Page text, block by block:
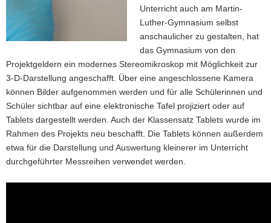
Unterricht auch am Martin-
Luther-Gymnasium selbst
anschaulicher zu gestalten, hat
das Gymnasium von den
Projektgeldern ein modernes Stereomikroskop mit Möglichkeit zur
3-D­-Darstellung angeschafft. Über eine angeschlossene Kamera
können Bilder aufgenommen werden und für alle Schülerinnen und
Schüler sichtbar auf eine elektronische Tafel projiziert oder auf
Tablets dargestellt werden. Auch der Klassensatz Tablets wurde im
Rahmen des Projekts neu beschafft. Die Tablets können außerdem
etwa für die Darstellung und Auswertung kleinerer im Unterricht
durchgeführter Messreihen verwendet werden.